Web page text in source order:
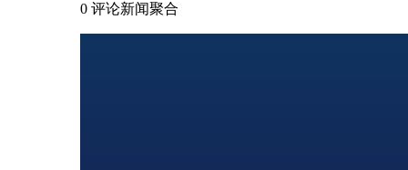
0 评论新闻聚合